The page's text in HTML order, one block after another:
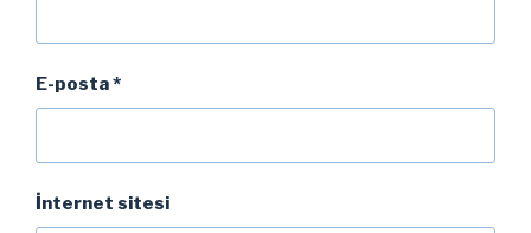
E-posta*
İnternet sitesi